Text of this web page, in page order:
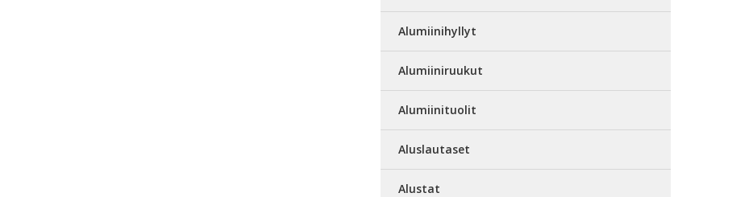
Alumiinihyllyt
Alumiiniruukut
Alumiinituolit
Aluslautaset
Alustat